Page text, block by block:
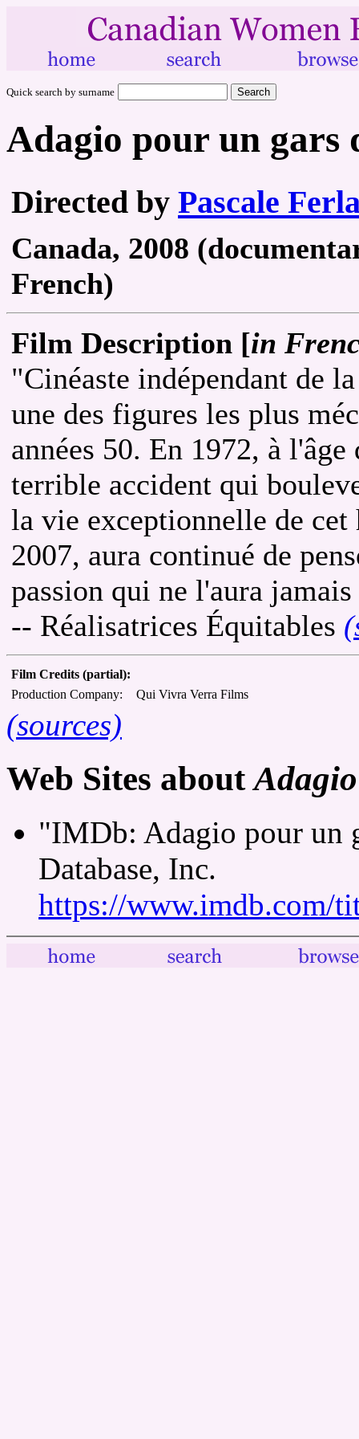
Quick search by surname
Adagio pour un gars
Directed by Pascale
Canada, 2008
French)
Film Description [in
"Cinéaste indépendant de
une des figures les plus
années 50. En 1972, à
terrible accident qui
la vie exceptionnelle de
2007, aura continué de
passion qui ne l'aura
-- Réalisatrices Équitables
Film Credits (partial):
Production Company:
Qui Vivra Verra Films
(sources)
Web Sites about
"IMDb: Adagio pour un
Database, Inc.
https://www.imdb.com/